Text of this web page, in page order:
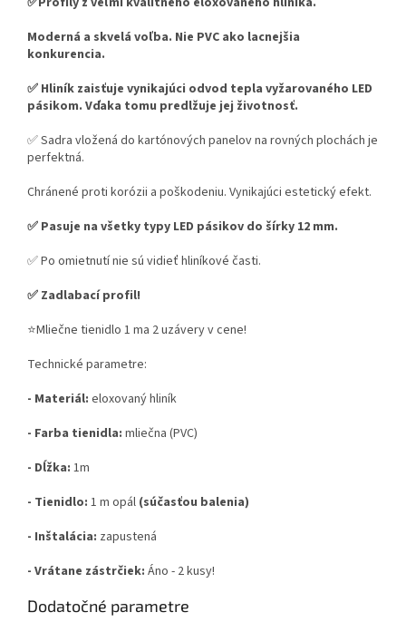
Moderná a skvelá voľba. Nie PVC ako lacnejšia
konkurencia.
✅ Hliník zaisťuje vynikajúci odvod tepla vyžarovaného LED
pásikom. Vďaka tomu predlžuje jej životnosť.
✅ Sadra vložená do kartónových panelov na rovných plochách je
perfektná.
Chránené proti korózii a poškodeniu. Vynikajúci estetický efekt.
✅ Pasuje na všetky typy LED pásikov do šírky 12 mm.
✅ Po omietnutí nie sú vidieť hliníkové časti.
✅ Zadlabací profil!
⭐Mliečne tienidlo 1 ma 2 uzávery v cene!
Technické parametre:
- Materiál: eloxovaný hliník
- Farba tienidla: mliečna (PVC)
- Dĺžka: 1m
- Tienidlo: 1 m opál (súčasťou balenia)
- Inštalácia: zapustená
- Vrátane zástrčiek: Áno - 2 kusy!
Dodatočné parametre